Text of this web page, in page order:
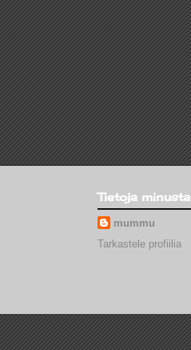
Tietoja minusta
mummu
Tarkastele profiilia